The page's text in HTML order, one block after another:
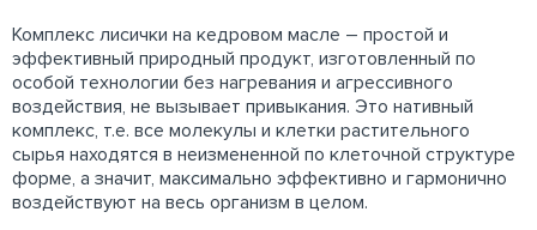
Комплекс лисички на кедровом масле – простой и
эффективный природный продукт, изготовленный по
особой технологии без нагревания и агрессивного
воздействия, не вызывает привыкания. Это нативный
комплекс, т.е. все молекулы и клетки растительного
сырья находятся в неизмененной по клеточной структуре
форме, а значит, максимально эффективно и гармонично
воздействуют на весь организм в целом.